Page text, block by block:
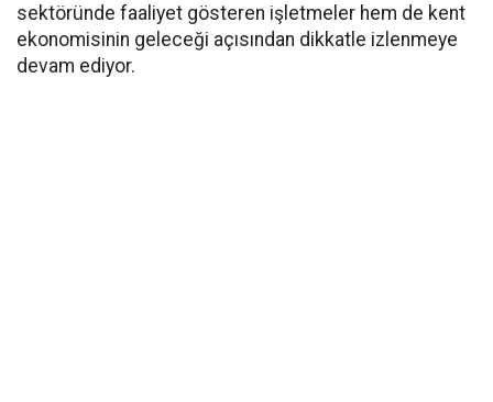
sektöründe faaliyet gösteren işletmeler hem de kent
ekonomisinin geleceği açısından dikkatle izlenmeye
devam ediyor.